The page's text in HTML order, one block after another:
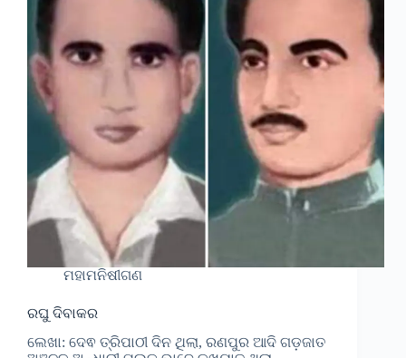
ମହାମନିଷୀଗଣ
ରଘୁ ଦିବାକର
ଲେଖା: ଦେଵ ତ୍ରିପାଠୀ ଦିନ ଥିଲା, ରଣପୁର ଆଦି ଗଡ଼ଜାତ